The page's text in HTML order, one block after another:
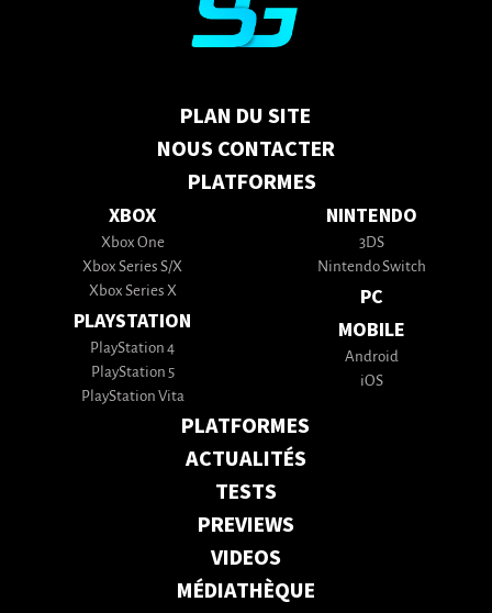
PLAN DU SITE
NOUS CONTACTER
PLATFORMES
XBOX
Xbox One
Xbox Series S/X
Xbox Series X
PLAYSTATION
PlayStation 4
PlayStation 5
PlayStation Vita
NINTENDO
3DS
Nintendo Switch
PC
MOBILE
Android
iOS
PLATFORMES
ACTUALITÉS
TESTS
PREVIEWS
VIDEOS
MÉDIATHÈQUE